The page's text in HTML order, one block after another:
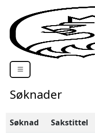
Søknader
Søknad Sakstittel